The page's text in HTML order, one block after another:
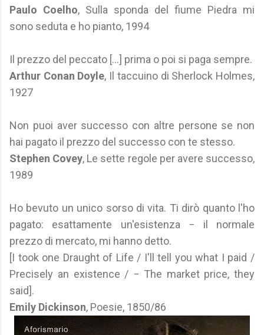
Paulo Coelho, Sulla sponda del fiume Piedra mi
sono seduta e ho pianto, 1994
Il prezzo del peccato […] prima o poi si paga sempre.
Arthur Conan Doyle, Il taccuino di Sherlock Holmes,
1927
Non puoi aver successo con altre persone se non
hai pagato il prezzo del successo con te stesso.
Stephen Covey, Le sette regole per avere successo,
1989
Ho bevuto un unico sorso di vita. Ti dirò quanto l'ho
pagato: esattamente un'esistenza − il normale
prezzo di mercato, mi hanno detto.
[I took one Draught of Life / I'll tell you what I paid /
Precisely an existence / − The market price, they
said].
Emily Dickinson, Poesie, 1850/86